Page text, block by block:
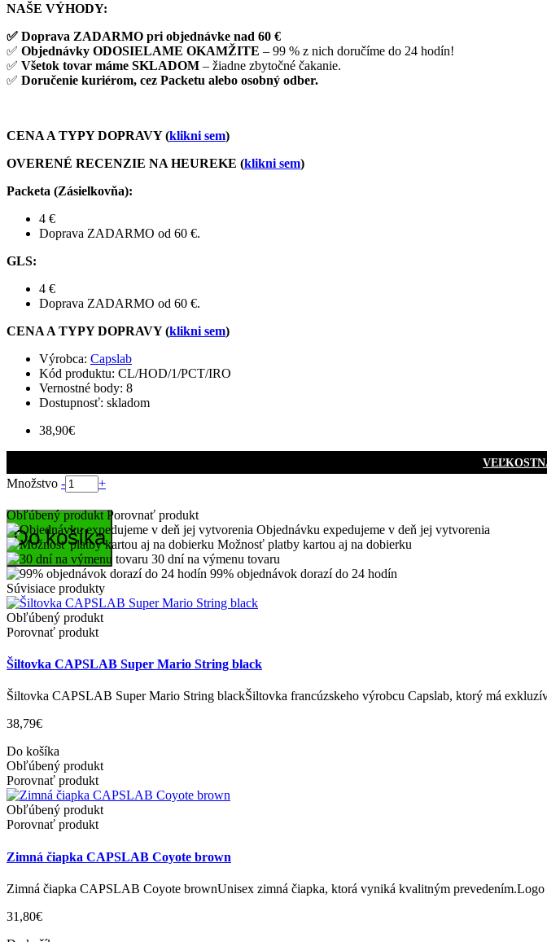
NAŠE VÝHODY:
✅ Doprava ZADARMO pri objednávke nad 60 €
✅ Objednávky ODOSIELAME OKAMŽITE – 99 % z nich doručíme do 24 hodín!
✅ Všetok tovar máme SKLADOM – žiadne zbytočné čakanie.
✅ Doručenie kuriérom, cez Packetu alebo osobný odber.
CENA A TYPY DOPRAVY (klikni sem)
OVERENÉ RECENZIE NA HEUREKE (klikni sem)
Packeta (Zásielkovňa):
4 €
Doprava ZADARMO od 60 €.
GLS:
4 €
Doprava ZADARMO od 60 €.
CENA A TYPY DOPRAVY (klikni sem)
Výrobca: Capslab
Kód produktu: CL/HOD/1/PCT/IRO
Vernostné body: 8
Dostupnosť: skladom
38,90€
Množstvo - +
Do košíka
Obľúbený produkt Porovnať produkt
Objednávku expedujeme v deň jej vytvorenia
Možnosť platby kartou aj na dobierku
30 dní na výmenu tovaru
99% objednávok dorazí do 24 hodín
Súvisiace produkty
Obľúbený produkt
Porovnať produkt
Šiltovka CAPSLAB Super Mario String black
Šiltovka CAPSLAB Super Mario String blackŠiltovka francúzskeho výrobcu Capslab, ktorý má
38,79€
Do košíka
Obľúbený produkt
Porovnať produkt
Obľúbený produkt
Porovnať produkt
Zimná čiapka CAPSLAB Coyote brown
Zimná čiapka CAPSLAB Coyote brownUnisex zimná čiapka, ktorá vyniká kvalitným prevedením.Logo
31,80€